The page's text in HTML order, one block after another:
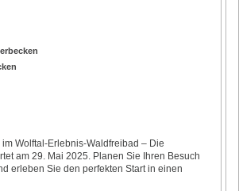
Wolftal-Erlebnis-Waldfreibad – Die
am 29. Mai 2025. Planen Sie Ihren Besuch
erleben Sie den perfekten Start in einen